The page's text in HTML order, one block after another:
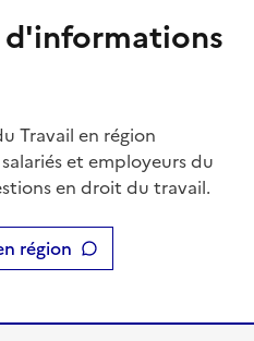
d'informations
Travail en région
et employeurs du
en droit du travail.
région